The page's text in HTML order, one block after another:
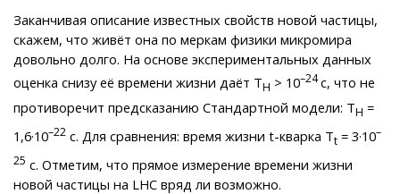
Заканчивая описание известных свойств новой частицы,
скажем, что живёт она по меркам физики микромира
довольно долго. На основе экспериментальных данных
оценка снизу её времени жизни даёт ТH > 10–24с, что не
противоречит предсказанию Стандартной модели: ТH =
1,6·10–22 с. Для сравнения: время жизни t-кварка Тt = 3·10–
25 с. Отметим, что прямое измерение времени жизни
новой частицы на LHC вряд ли возможно.